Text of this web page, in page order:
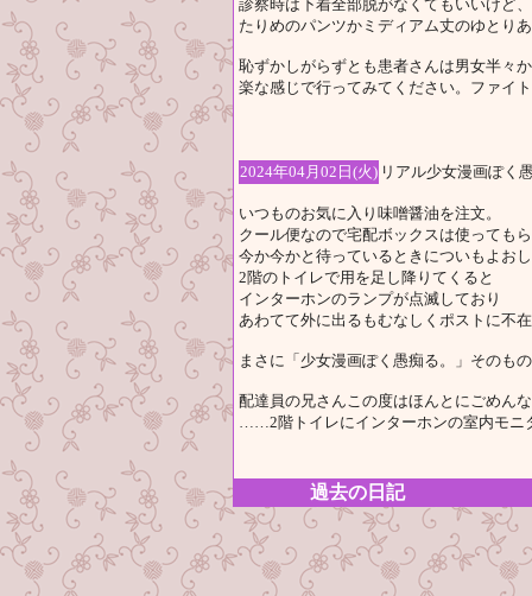
診察時は下着全部脱がなくてもいいけど
たりめのパンツかミディアム丈のゆとり
恥ずかしがらずとも患者さんは男女半々
楽な感じで行ってみてください。ファイ
2024年04月02日(火) リアル少女漫画ぽく
いつものお気に入り味噌醤油を注文。
クール便なので宅配ボックスは使っても
今か今かと待っているときについもよお
2階のトイレで用を足し降りてくると
インターホンのランプが点滅しており
あわてて外に出るもむなしくポストに不
まさに「少女漫画ぽく愚痴る。」そのも
配達員の兄さんこの度はほんとにごめん
……2階トイレにインターホンの室内モニ
過去の日記